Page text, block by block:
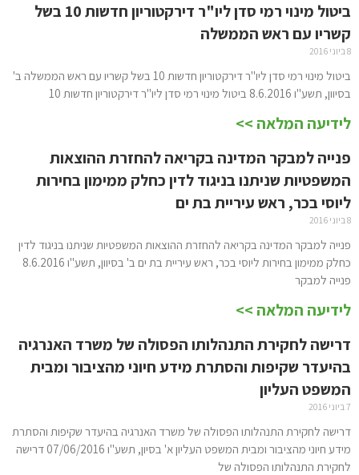
ביטול מינוי רמי סדן ליו"ר דירקטוריון חדשות 10 בשל
קשריו עם ראש הממשלה
8 ביוני 2016
ביטול מינוי רמי סדן ליו"ר דירקטוריון חדשות 10 בשל קשריו עם ראש הממשלה ב'
בסיוון, תשע"ו 8.6.2016 ביטול מינוי רמי סדן ליו"ר דירקטוריון חדשות 10
לידיעה המלאה >>
פנייה למבקר המדינה בקריאה להחזרת ההוצאות
המשפטיות שניתנו בניגוד לדין כחלק ממימון בחירות
ליוסי בכר, ראש עיריית בת ים
8 ביוני 2016
פנייה למבקר המדינה בקריאה להחזרת ההוצאות המשפטיות שניתנו בניגוד לדין
כחלק ממימון בחירות ליוסי בכר, ראש עיריית בת ים ב' בסיוון, תשע"ו 8.6.2016
פנייה למבקר
לידיעה המלאה >>
דרישה לחקירת התנהלותו הפסולה של משרד האנרגיה
בהיעדר שקיפות והסתרת מידע חיוני מהציבור ומבית
המשפט העליון
7 ביוני 2016
דרישה לחקירת התנהלותו הפסולה של משרד האנרגיה בהיעדר שקיפות והסתרת
מידע חיוני מהציבור ומבית המשפט העליון א' בסיון, תשע"ו 07/06/2016 דרישה
לחקירת התנהלותו הפסולה של